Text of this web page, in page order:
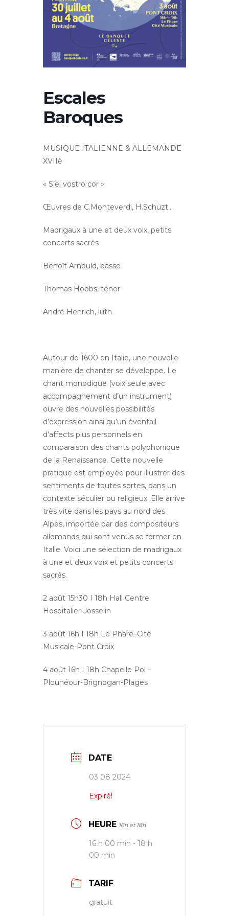
Escales
Baroques
MUSIQUE ITALIENNE & ALLEMANDE
XVIIè
« S’el vostro cor »
Œuvres de C.Monteverdi, H.Schüzt…
Madrigaux à une et deux voix, petits
concerts sacrés
Benoît Arnould, basse
Thomas Hobbs, ténor
André Henrich, luth
Autour de 1600 en Italie, une nouvelle
manière de chanter se développe. Le
chant monodique (voix seule avec
accompagnement d’un instrument)
ouvre des nouvelles possibilités
d’expression ainsi qu’un éventail
d’affects plus personnels en
comparaison des chants polyphonique
de la Renaissance. Cette nouvelle
pratique est employée pour illustrer des
sentiments de toutes sortes, dans un
contexte séculier ou religieux. Elle arrive
très vite dans les pays au nord des
Alpes, importée par des compositeurs
allemands qui sont venus se former en
Italie. Voici une sélection de madrigaux
à une et deux voix et petits concerts
sacrés.
2 août 15h30 I 18h Hall Centre
Hospitalier-Josselin
3 août 16h I 18h Le Phare–Cité
Musicale-Pont Croix
4 août 16h I 18h Chapelle Pol –
Plounéour-Brignogan-Plages
DATE
03 08 2024
Expiré!
HEURE 16h et 18h
16 h 00 min - 18 h
00 min
TARIF
gratuit